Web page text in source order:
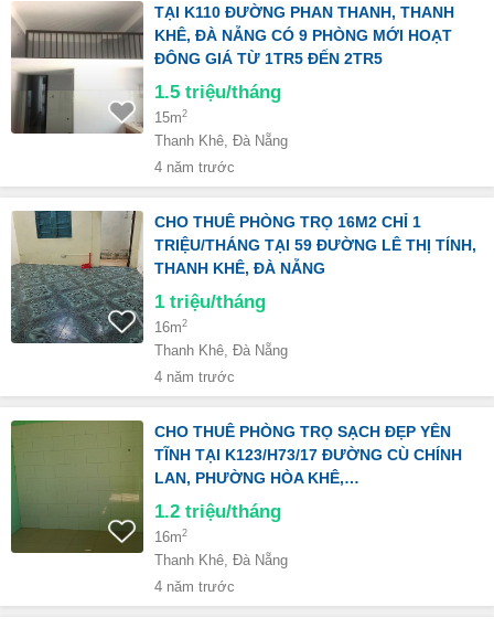
TẠI K110 ĐƯỜNG PHAN THANH, THANH
KHÊ, ĐÀ NẴNG CÓ 9 PHÒNG MỚI HOẠT
ĐÔNG GIÁ TỪ 1TR5 ĐẾN 2TR5
1.5 triệu/tháng
15m2
Thanh Khê, Đà Nẵng
4 năm trước
CHO THUÊ PHÒNG TRỌ 16M2 CHỈ 1
TRIỆU/THÁNG TẠI 59 ĐƯỜNG LÊ THỊ TÍNH,
THANH KHÊ, ĐÀ NẴNG
1 triệu/tháng
16m2
Thanh Khê, Đà Nẵng
4 năm trước
CHO THUÊ PHÒNG TRỌ SẠCH ĐẸP YÊN
TĨNH TẠI K123/H73/17 ĐƯỜNG CÙ CHÍNH
LAN, PHƯỜNG HÒA KHÊ,…
1.2 triệu/tháng
16m2
Thanh Khê, Đà Nẵng
4 năm trước